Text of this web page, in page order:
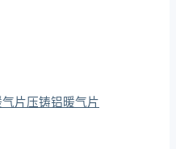
片压铸铝暖气片